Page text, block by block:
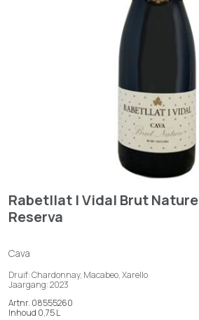
Rabetllat I Vidal Brut Nature
Reserva
Cava
Druif: Chardonnay, Macabeo, Xarello
Jaargang: 2023
Artnr. 08555260
Inhoud 0,75 L